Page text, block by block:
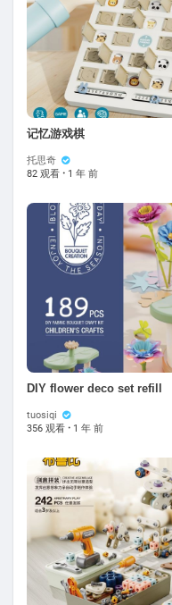
记忆游戏棋
托思奇
82 观看 · 1 年 前
DIY flower deco set refill
tuosiqi
356 观看 · 1 年 前